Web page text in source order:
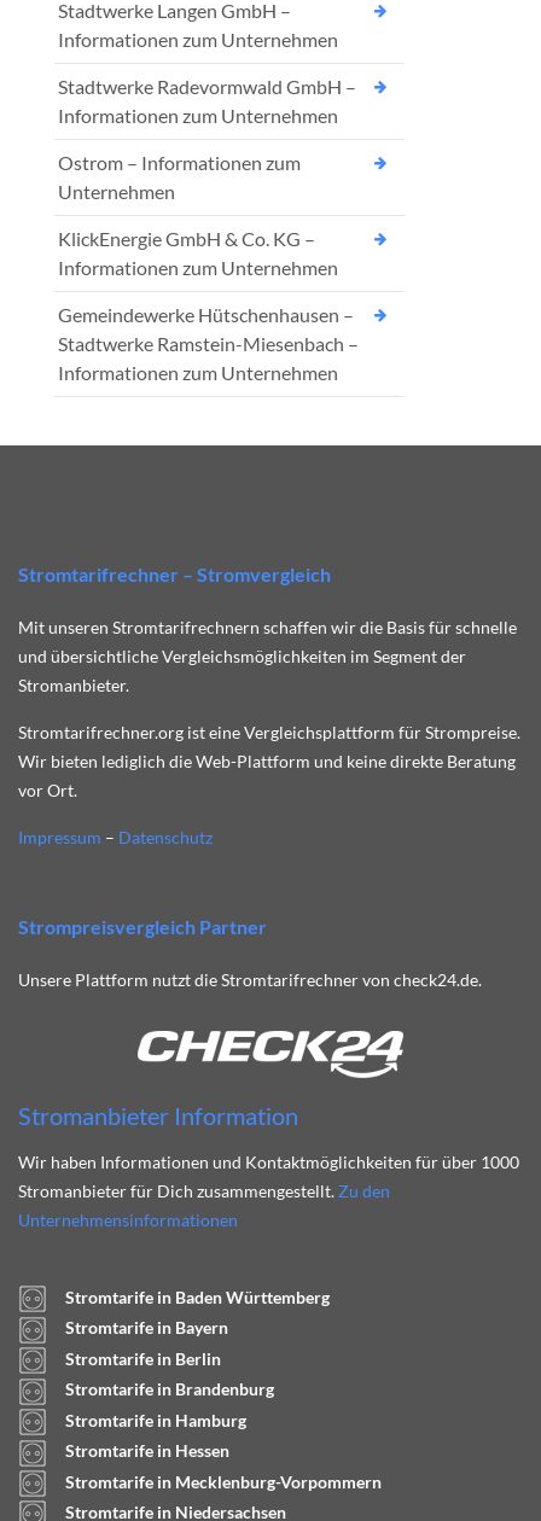
Stadtwerke Langen GmbH –
Informationen zum Unternehmen
Stadtwerke Radevormwald GmbH –
Informationen zum Unternehmen
Ostrom – Informationen zum
Unternehmen
KlickEnergie GmbH & Co. KG –
Informationen zum Unternehmen
Gemeindewerke Hütschenhausen –
Stadtwerke Ramstein-Miesenbach –
Informationen zum Unternehmen
Stromtarifrechner – Stromvergleich
Mit unseren Stromtarifrechnern schaffen wir die Basis für schnelle
und übersichtliche Vergleichsmöglichkeiten im Segment der
Stromanbieter.
Stromtarifrechner.org ist eine Vergleichsplattform für Strompreise.
Wir bieten lediglich die Web-Plattform und keine direkte Beratung
vor Ort.
Impressum – Datenschutz
Strompreisvergleich Partner
Unsere Plattform nutzt die Stromtarifrechner von check24.de.
Stromanbieter Information
Wir haben Informationen und Kontaktmöglichkeiten für über 1000
Stromanbieter für Dich zusammengestellt. Zu den
Unternehmensinformationen
Stromtarife in Baden Württemberg
Stromtarife in Bayern
Stromtarife in Berlin
Stromtarife in Brandenburg
Stromtarife in Hamburg
Stromtarife in Hessen
Stromtarife in Mecklenburg-Vorpommern
Stromtarife in Niedersachsen